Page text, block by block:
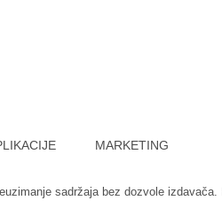
MARKETING
sadržaja bez dozvole izdavača.